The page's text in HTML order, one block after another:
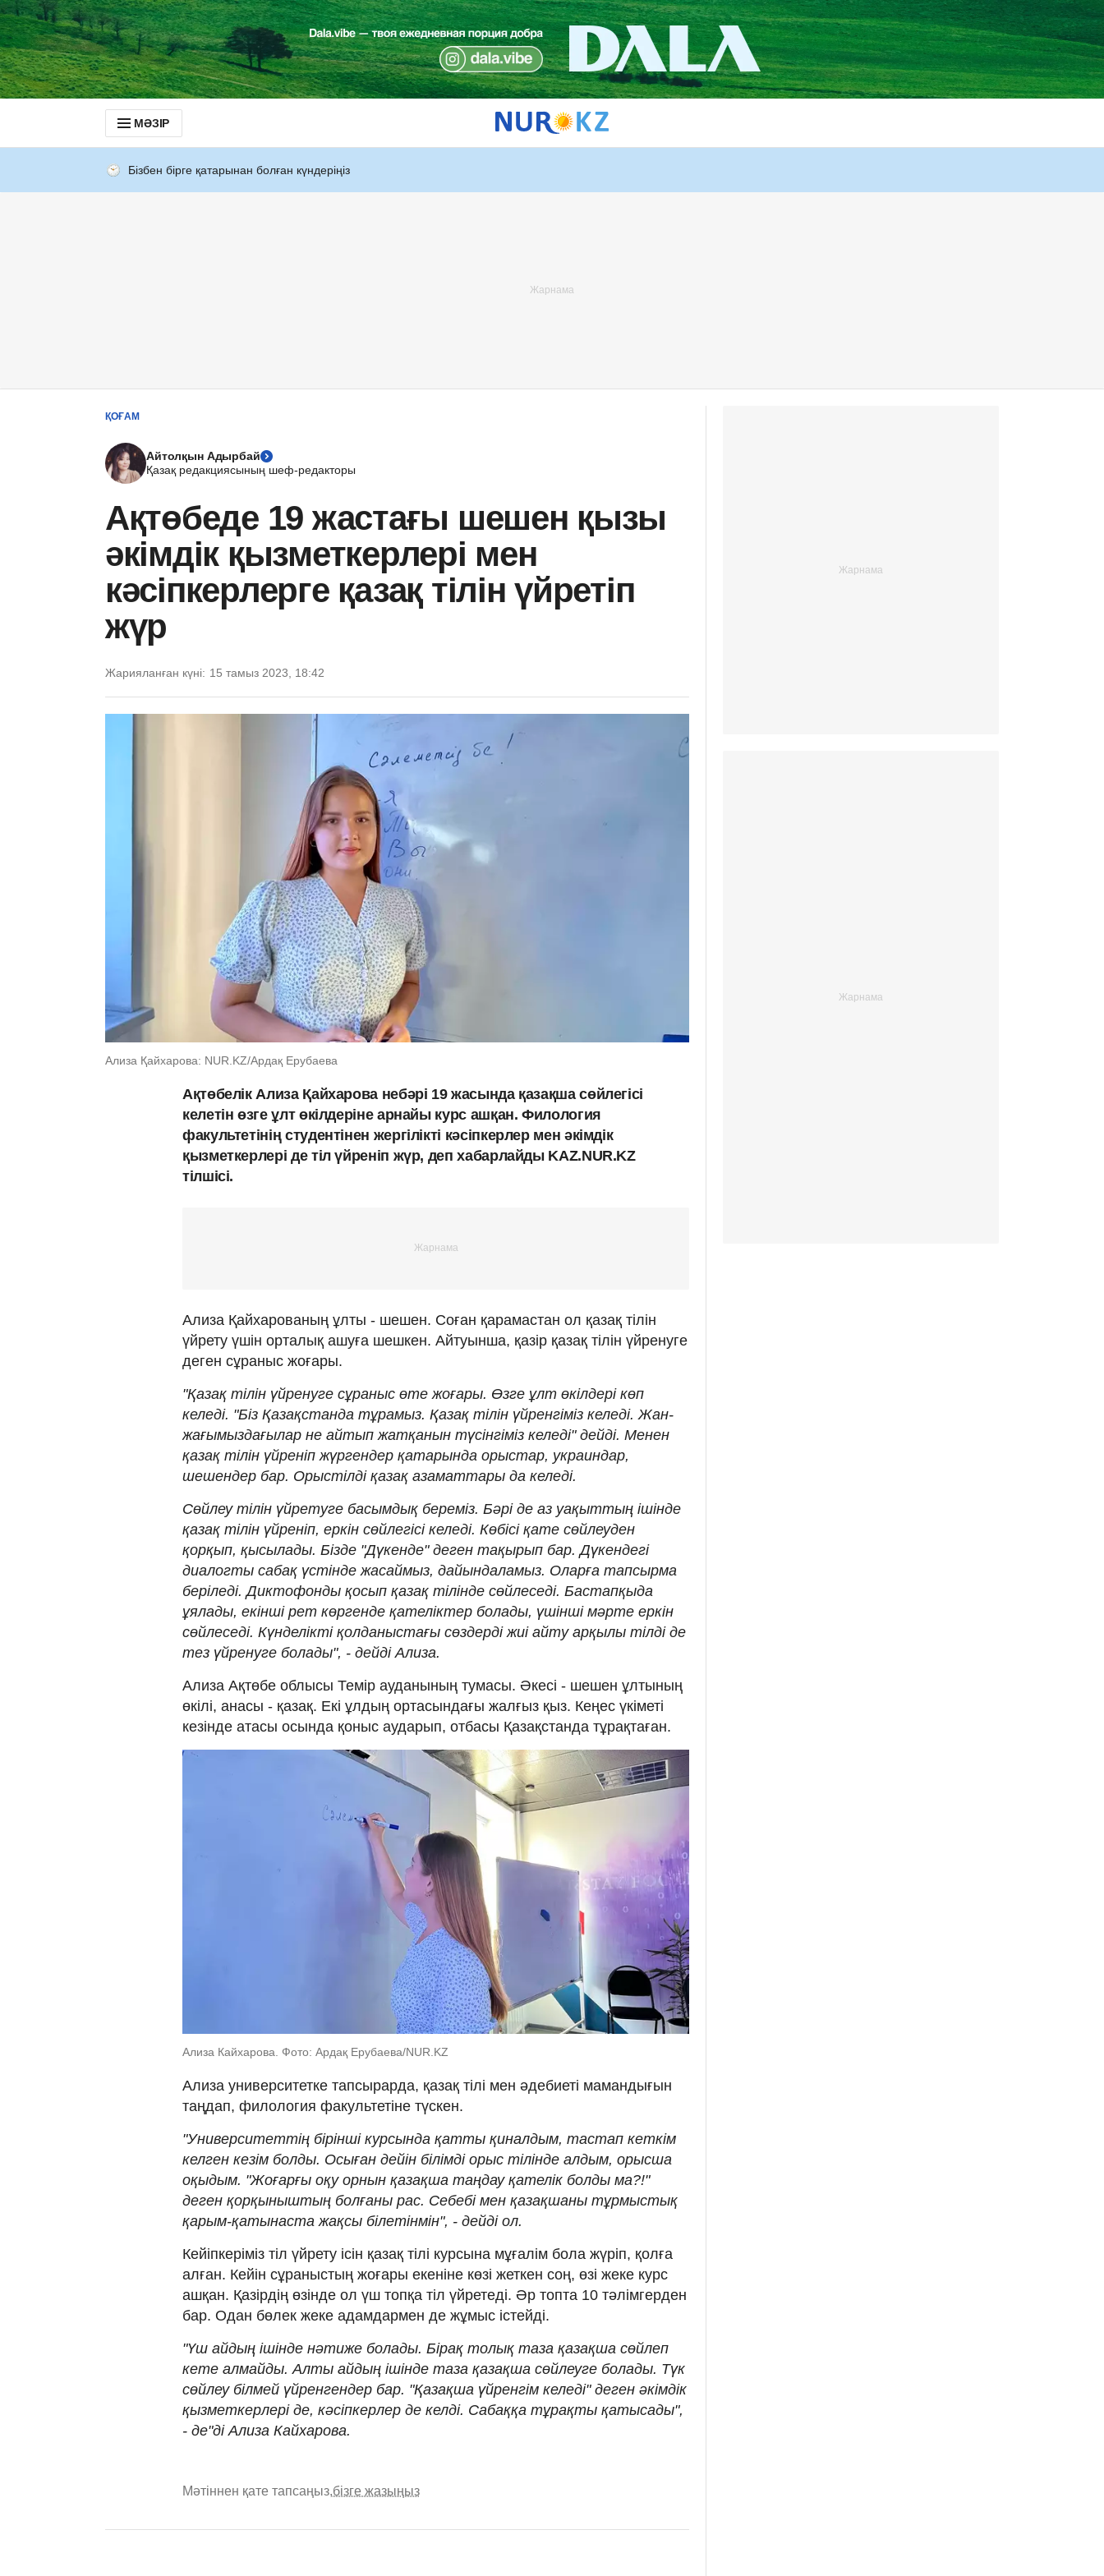
МӘЗІР
Бізбен бірге қатарынан болған күндеріңіз
ҚОҒАМ
Айтолқын Адырбай
Қазақ редакциясының шеф-редакторы
Ақтөбеде 19 жастағы шешен қызы
әкімдік қызметкерлері мен
кәсіпкерлерге қазақ тілін үйретіп
жүр
Жарияланған күні: 15 тамыз 2023, 18:42
Ализа Қайхарова: NUR.KZ/Ардақ Ерубаева
Ақтөбелік Ализа Қайхарова небәрі 19 жасында қазақша сөйлегісі
келетін өзге ұлт өкілдеріне арнайы курс ашқан. Филология
факультетінің студентінен жергілікті кәсіпкерлер мен әкімдік
қызметкерлері де тіл үйреніп жүр, деп хабарлайды KAZ.NUR.KZ
тілшісі.
Ализа Қайхарованың ұлты - шешен. Соған қарамастан ол қазақ тілін
үйрету үшін орталық ашуға шешкен. Айтуынша, қазір қазақ тілін үйренуге
деген сұраныс жоғары.
"Қазақ тілін үйренуге сұраныс өте жоғары. Өзге ұлт өкілдері көп
келеді. "Біз Қазақстанда тұрамыз. Қазақ тілін үйренгіміз келеді. Жан-
жағымыздағылар не айтып жатқанын түсінгіміз келеді" дейді. Менен
қазақ тілін үйреніп жүргендер қатарында орыстар, украиндар,
шешендер бар. Орыстілді қазақ азаматтары да келеді.
Сөйлеу тілін үйретуге басымдық береміз. Бәрі де аз уақыттың ішінде
қазақ тілін үйреніп, еркін сөйлегісі келеді. Көбісі қате сөйлеуден
қорқып, қысылады. Бізде "Дүкенде" деген тақырып бар. Дүкендегі
диалогты сабақ үстінде жасаймыз, дайындаламыз. Оларға тапсырма
беріледі. Диктофонды қосып қазақ тілінде сөйлеседі. Бастапқыда
ұялады, екінші рет көргенде қателіктер болады, үшінші мәрте еркін
сөйлеседі. Күнделікті қолданыстағы сөздерді жиі айту арқылы тілді де
тез үйренуге болады", - дейді Ализа.
Ализа Ақтөбе облысы Темір ауданының тумасы. Әкесі - шешен ұлтының
өкілі, анасы - қазақ. Екі ұлдың ортасындағы жалғыз қыз. Кеңес үкіметі
кезінде атасы осында қоныс аударып, отбасы Қазақстанда тұрақтаған.
Ализа Кайхарова. Фото: Ардақ Ерубаева/NUR.KZ
Ализа университетке тапсырарда, қазақ тілі мен әдебиеті мамандығын
таңдап, филология факультетіне түскен.
"Университеттің бірінші курсында қатты қиналдым, тастап кеткім
келген кезім болды. Осыған дейін білімді орыс тілінде алдым, орысша
оқыдым. "Жоғарғы оқу орнын қазақша таңдау қателік болды ма?!"
деген қорқыныштың болғаны рас. Себебі мен қазақшаны тұрмыстық
қарым-қатынаста жақсы білетінмін", - дейді ол.
Кейіпкеріміз тіл үйрету ісін қазақ тілі курсына мұғалім бола жүріп, қолға
алған. Кейін сұраныстың жоғары екеніне көзі жеткен соң, өзі жеке курс
ашқан. Қазірдің өзінде ол үш топқа тіл үйретеді. Әр топта 10 тәлімгерден
бар. Одан бөлек жеке адамдармен де жұмыс істейді.
"Үш айдың ішінде нәтиже болады. Бірақ толық таза қазақша сөйлеп
кете алмайды. Алты айдың ішінде таза қазақша сөйлеуге болады. Түк
сөйлеу білмей үйренгендер бар. "Қазақша үйренгім келеді" деген әкімдік
қызметкерлері де, кәсіпкерлер де келді. Сабаққа тұрақты қатысады",
- де"ді Ализа Кайхарова.
Мәтіннен қате тапсаңыз,бізге жазыңыз